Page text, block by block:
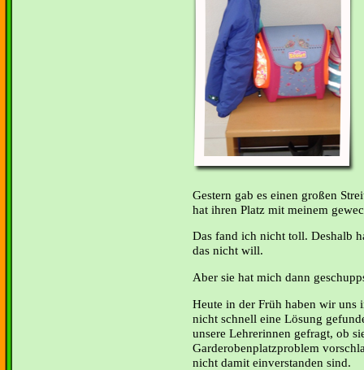
Gestern gab es einen großen
hat ihren Platz mit meinem
Das fand ich nicht toll. Deshalb
das nicht will.
Aber sie hat mich dann
Heute in der Früh haben wir uns
nicht schnell eine Lösung
unsere Lehrerinnen gefragt, ob
Garderobenplatzproblem
nicht damit einverstanden sind.